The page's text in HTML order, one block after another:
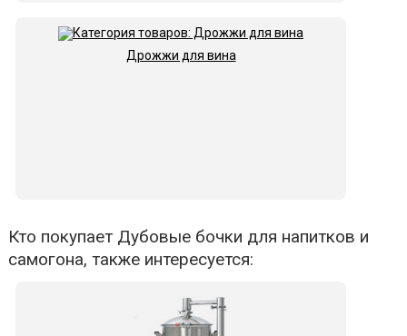
Дрожжи для вина
Кто покупает Дубовые бочки для напитков и
самогона, также интересуется: